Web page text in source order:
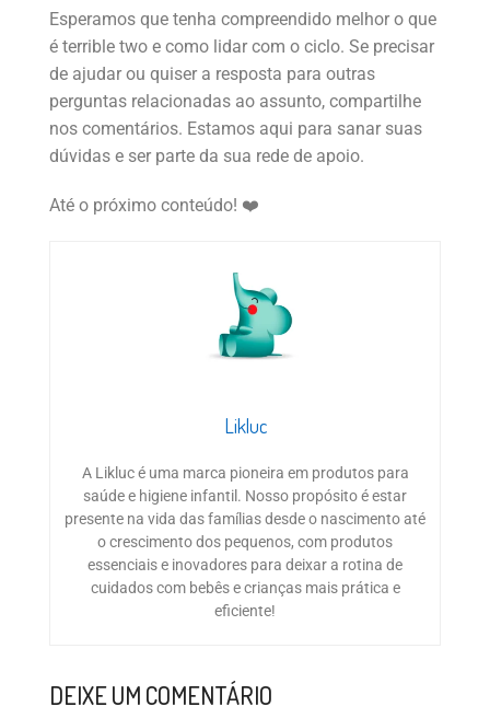
Esperamos que tenha compreendido melhor o que
é terrible two e como lidar com o ciclo. Se precisar
de ajudar ou quiser a resposta para outras
perguntas relacionadas ao assunto, compartilhe
nos comentários. Estamos aqui para sanar suas
dúvidas e ser parte da sua rede de apoio.
Até o próximo conteúdo! ❤️
Likluc
A Likluc é uma marca pioneira em produtos para
saúde e higiene infantil. Nosso propósito é estar
presente na vida das famílias desde o nascimento até
o crescimento dos pequenos, com produtos
essenciais e inovadores para deixar a rotina de
cuidados com bebês e crianças mais prática e
eficiente!
DEIXE UM COMENTÁRIO